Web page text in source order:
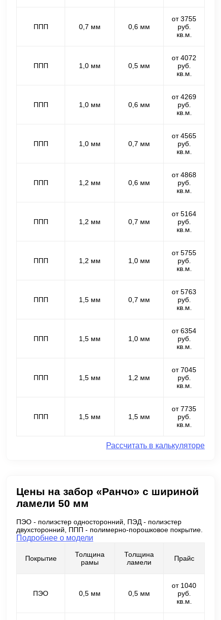
ППП 0,7 мм 0,6 мм
от 3755
руб.
кв.м.
ППП 1,0 мм 0,5 мм
от 4072
руб.
кв.м.
ППП 1,0 мм 0,6 мм
от 4269
руб.
кв.м.
ППП 1,0 мм 0,7 мм
от 4565
руб.
кв.м.
ППП 1,2 мм 0,6 мм
от 4868
руб.
кв.м.
ППП 1,2 мм 0,7 мм
от 5164
руб.
кв.м.
ППП 1,2 мм 1,0 мм
от 5755
руб.
кв.м.
ППП 1,5 мм 0,7 мм
от 5763
руб.
кв.м.
ППП 1,5 мм 1,0 мм
от 6354
руб.
кв.м.
ППП 1,5 мм 1,2 мм
от 7045
руб.
кв.м.
ППП 1,5 мм 1,5 мм
от 7735
руб.
кв.м.
Рассчитать в калькуляторе
Цены на забор «Ранчо» с шириной
ламели 50 мм
ПЭО - полиэстер односторонний, ПЭД - полиэстер
двухсторонний, ППП - полимерно-порошковое покрытие.
Подробнее о модели
Покрытие
Толщина
рамы
Толщина
ламели
Прайс
ПЭО 0,5 мм 0,5 мм
от 1040
руб.
кв.м.